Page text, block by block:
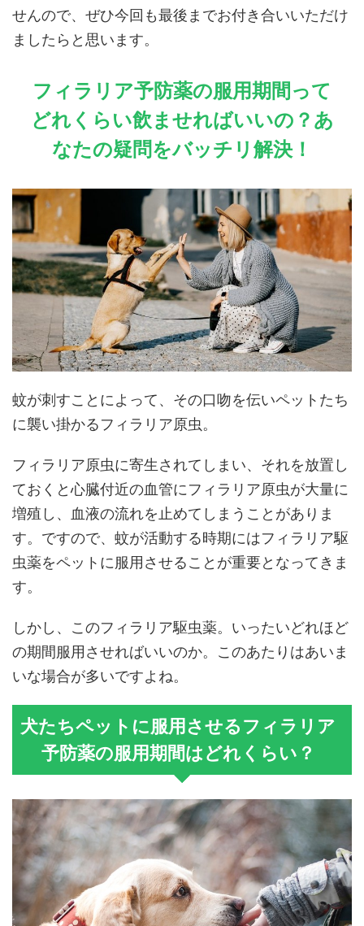
せんので、ぜひ今回も最後までお付き合いいただけ
ましたらと思います。
フィラリア予防薬の服用期間って
どれくらい飲ませればいいの？あ
なたの疑問をバッチリ解決！
蚊が刺すことによって、その口吻を伝いペットたち
に襲い掛かるフィラリア原虫。
フィラリア原虫に寄生されてしまい、それを放置し
ておくと心臓付近の血管にフィラリア原虫が大量に
増殖し、血液の流れを止めてしまうことがありま
す。ですので、蚊が活動する時期にはフィラリア駆
虫薬をペットに服用させることが重要となってきま
す。
しかし、このフィラリア駆虫薬。いったいどれほど
の期間服用させればいいのか。このあたりはあいま
いな場合が多いですよね。
犬たちペットに服用させるフィラリア
予防薬の服用期間はどれくらい？